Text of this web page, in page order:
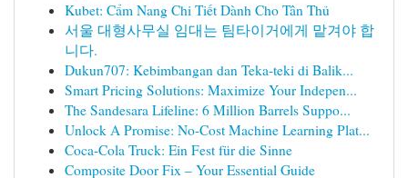
Kubet: Cẩm Nang Chi Tiết Dành Cho Tân Thủ
서울 대형사무실 임대는 팀타이거에게 맡겨야 합
니다.
Dukun707: Kebimbangan dan Teka-teki di Balik...
Smart Pricing Solutions: Maximize Your Indepen...
The Sandesara Lifeline: 6 Million Barrels Suppo...
Unlock A Promise: No-Cost Machine Learning Plat...
Coca-Cola Truck: Ein Fest für die Sinne
Composite Door Fix – Your Essential Guide